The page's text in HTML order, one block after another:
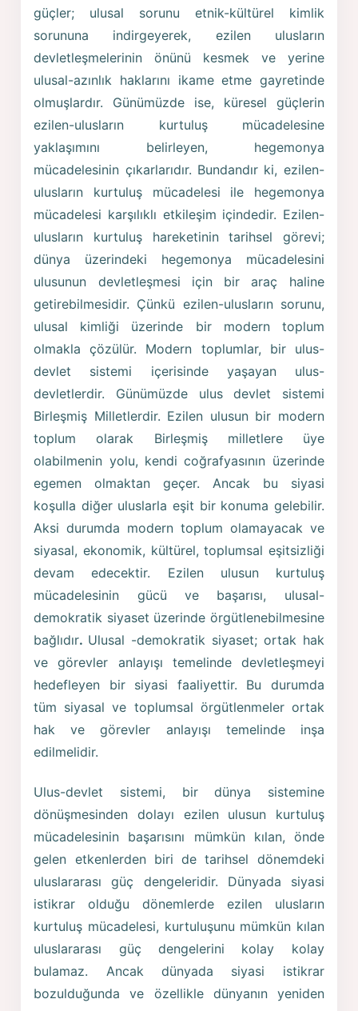
güçler; ulusal sorunu etnik-kültürel kimlik
sorununa indirgeyerek, ezilen ulusların
devletleşmelerinin önünü kesmek ve yerine
ulusal-azınlık haklarını ikame etme gayretinde
olmuşlardır. Günümüzde ise, küresel güçlerin
ezilen-ulusların kurtuluş mücadelesine
yaklaşımını belirleyen, hegemonya
mücadelesinin çıkarlarıdır. Bundandır ki, ezilen-
ulusların kurtuluş mücadelesi ile hegemonya
mücadelesi karşılıklı etkileşim içindedir. Ezilen-
ulusların kurtuluş hareketinin tarihsel görevi;
dünya üzerindeki hegemonya mücadelesini
ulusunun devletleşmesi için bir araç haline
getirebilmesidir. Çünkü ezilen-ulusların sorunu,
ulusal kimliği üzerinde bir modern toplum
olmakla çözülür. Modern toplumlar, bir ulus-
devlet sistemi içerisinde yaşayan ulus-
devletlerdir. Günümüzde ulus devlet sistemi
Birleşmiş Milletlerdir. Ezilen ulusun bir modern
toplum olarak Birleşmiş milletlere üye
olabilmenin yolu, kendi coğrafyasının üzerinde
egemen olmaktan geçer. Ancak bu siyasi
koşulla diğer uluslarla eşit bir konuma gelebilir.
Aksi durumda modern toplum olamayacak ve
siyasal, ekonomik, kültürel, toplumsal eşitsizliği
devam edecektir. Ezilen ulusun kurtuluş
mücadelesinin gücü ve başarısı, ulusal-
demokratik siyaset üzerinde örgütlenebilmesine
bağlıdır. Ulusal -demokratik siyaset; ortak hak
ve görevler anlayışı temelinde devletleşmeyi
hedefleyen bir siyasi faaliyettir. Bu durumda
tüm siyasal ve toplumsal örgütlenmeler ortak
hak ve görevler anlayışı temelinde inşa
edilmelidir.
Ulus-devlet sistemi, bir dünya sistemine
dönüşmesinden dolayı ezilen ulusun kurtuluş
mücadelesinin başarısını mümkün kılan, önde
gelen etkenlerden biri de tarihsel dönemdeki
uluslararası güç dengeleridir. Dünyada siyasi
istikrar olduğu dönemlerde ezilen ulusların
kurtuluş mücadelesi, kurtuluşunu mümkün kılan
uluslararası güç dengelerini kolay kolay
bulamaz. Ancak dünyada siyasi istikrar
bozulduğunda ve özellikle dünyanın yeniden